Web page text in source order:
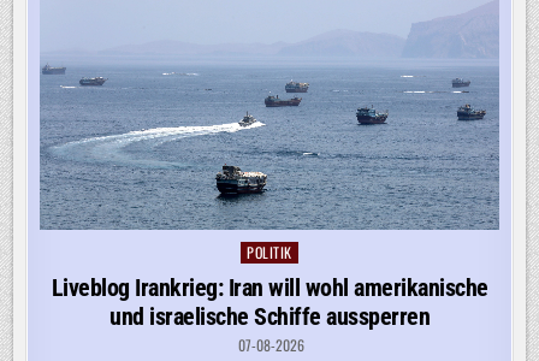
Posted
POLITIK
Liveblog Irankrieg: Iran will wohl amerikanische
und israelische Schiffe aussperren
07-08-2026